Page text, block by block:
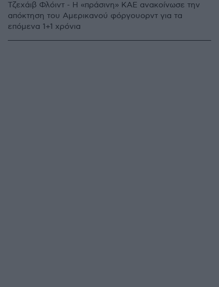
Τζεχάιβ Φλόιντ - Η «πράσινη» ΚΑΕ ανακοίνωσε την
απόκτηση του Αμερικανού φόργουορντ για τα
επόμενα 1+1 χρόνια